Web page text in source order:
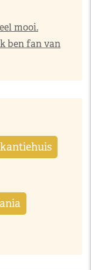
mooi.
ben fan van